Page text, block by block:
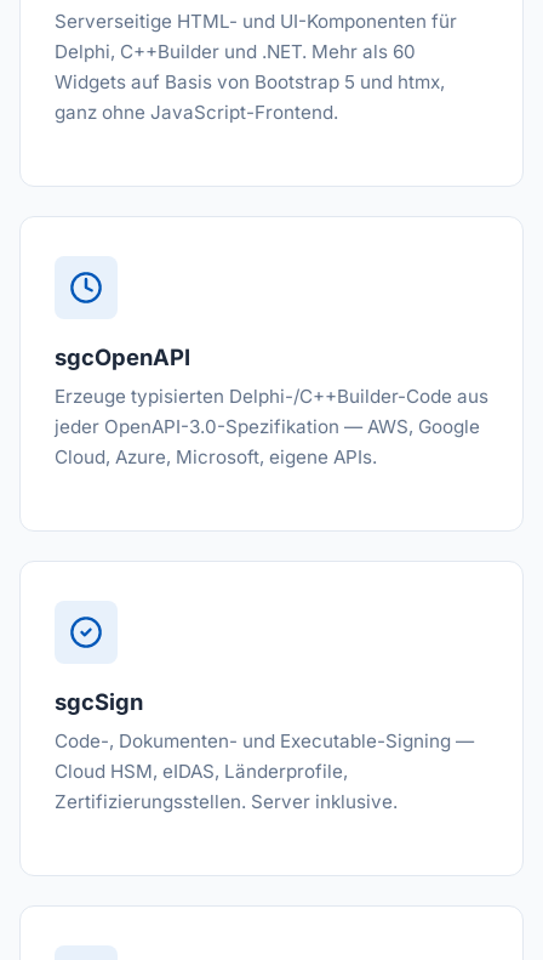
Serverseitige HTML- und UI-Komponenten für
Delphi, C++Builder und .NET. Mehr als 60
Widgets auf Basis von Bootstrap 5 und htmx,
ganz ohne JavaScript-Frontend.
sgcOpenAPI
Erzeuge typisierten Delphi-/C++Builder-Code aus
jeder OpenAPI-3.0-Spezifikation — AWS, Google
Cloud, Azure, Microsoft, eigene APIs.
sgcSign
Code-, Dokumenten- und Executable-Signing —
Cloud HSM, eIDAS, Länderprofile,
Zertifizierungsstellen. Server inklusive.